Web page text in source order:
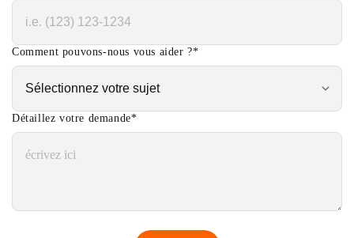
Comment pouvons-nous vous aider ?*
Détaillez votre demande*